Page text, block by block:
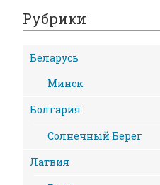
Рубрики
Беларусь
Минск
Болгария
Солнечный Берег
Латвия